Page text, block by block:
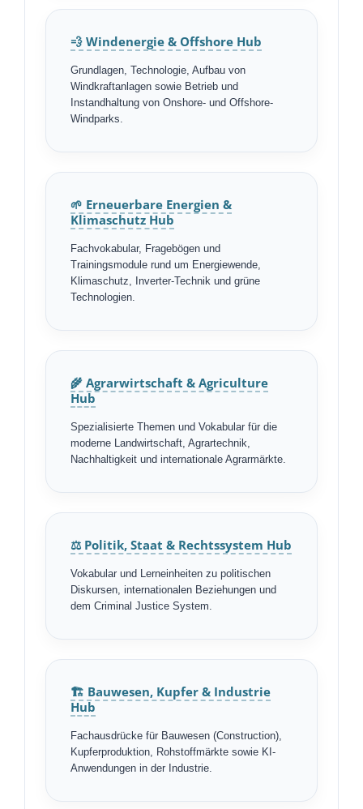
💨 Windenergie & Offshore Hub
Grundlagen, Technologie, Aufbau von
Windkraftanlagen sowie Betrieb und
Instandhaltung von Onshore- und Offshore-
Windparks.
🌱 Erneuerbare Energien &
Klimaschutz Hub
Fachvokabular, Fragebögen und
Trainingsmodule rund um Energiewende,
Klimaschutz, Inverter-Technik und grüne
Technologien.
🌾 Agrarwirtschaft & Agriculture
Hub
Spezialisierte Themen und Vokabular für die
moderne Landwirtschaft, Agrartechnik,
Nachhaltigkeit und internationale Agrarmärkte.
⚖️ Politik, Staat & Rechtssystem Hub
Vokabular und Lerneinheiten zu politischen
Diskursen, internationalen Beziehungen und
dem Criminal Justice System.
🏗️ Bauwesen, Kupfer & Industrie
Hub
Fachausdrücke für Bauwesen (Construction),
Kupferproduktion, Rohstoffmärkte sowie KI-
Anwendungen in der Industrie.